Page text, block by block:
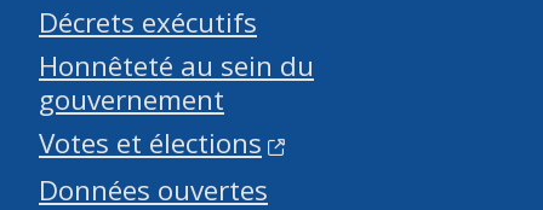
Décrets exécutifs
Honnêteté au sein du
gouvernement
Votes et élections
Données ouvertes